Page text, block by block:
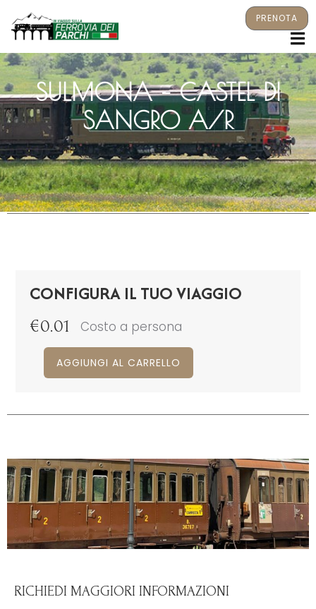
PRENOTA
SULMONA – CASTEL DI
SANGRO A/R
CONFIGURA IL TUO VIAGGIO
€0.01 Costo a persona
AGGIUNGI AL CARRELLO
RICHIEDI MAGGIORI INFORMAZIONI